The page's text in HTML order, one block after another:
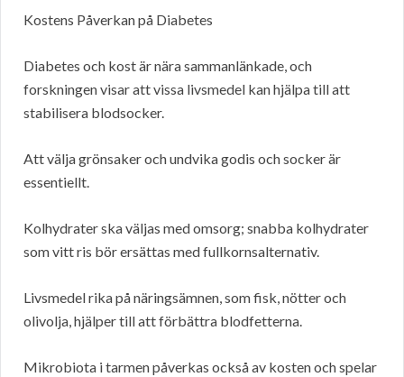
Kostens Påverkan på Diabetes
Diabetes och kost är nära sammanlänkade, och
forskningen visar att vissa livsmedel kan hjälpa till att
stabilisera blodsocker.
Att välja grönsaker och undvika godis och socker är
essentiellt.
Kolhydrater ska väljas med omsorg; snabba kolhydrater
som vitt ris bör ersättas med fullkornsalternativ.
Livsmedel rika på näringsämnen, som fisk, nötter och
olivolja, hjälper till att förbättra blodfetterna.
Mikrobiota i tarmen påverkas också av kosten och spelar